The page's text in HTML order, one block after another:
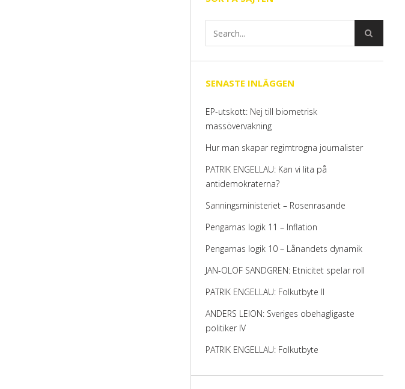
SENASTE INLÄGGEN
EP-utskott: Nej till biometrisk
massövervakning
Hur man skapar regimtrogna journalister
PATRIK ENGELLAU: Kan vi lita på
antidemokraterna?
Sanningsministeriet – Rosenrasande
Pengarnas logik 11 – Inflation
Pengarnas logik 10 – Lånandets dynamik
JAN-OLOF SANDGREN: Etnicitet spelar roll
PATRIK ENGELLAU: Folkutbyte II
ANDERS LEION: Sveriges obehagligaste
politiker IV
PATRIK ENGELLAU: Folkutbyte